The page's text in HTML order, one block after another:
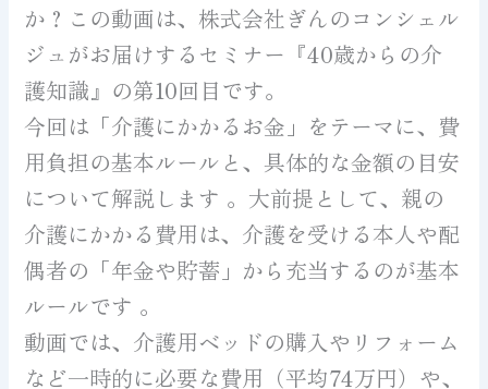
か？この動画は、株式会社ぎんのコンシェル
ジュがお届けするセミナー『40歳からの介
護知識』の第10回目です。
今回は「介護にかかるお金」をテーマに、費
用負担の基本ルールと、具体的な金額の目安
について解説します 。大前提として、親の
介護にかかる費用は、介護を受ける本人や配
偶者の「年金や貯蓄」から充当するのが基本
ルールです 。
動画では、介護用ベッドの購入やリフォーム
など一時的に必要な費用（平均74万円）や、